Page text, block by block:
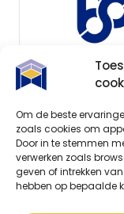
Om de beste
zoals cookies om
Door in te stemmen
verwerken zoals
geven of intrekken
hebben op bepaalde